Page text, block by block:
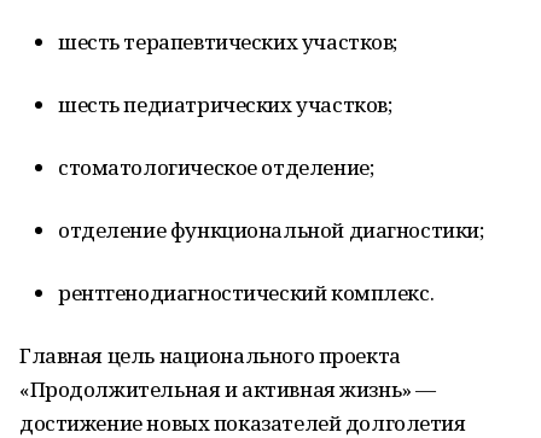
шесть терапевтических участков;
шесть педиатрических участков;
стоматологическое отделение;
отделение функциональной диагностики;
рентгенодиагностический комплекс.
Главная цель национального проекта
«Продолжительная и активная жизнь» —
достижение новых показателей долголетия